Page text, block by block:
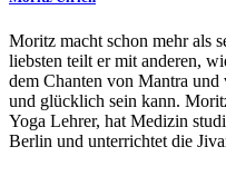
Moritz macht schon mehr als
liebsten teilt er mit anderen,
dem Chanten von Mantra und
und glücklich sein kann.
Yoga Lehrer, hat Medizin
Berlin und unterrichtet die